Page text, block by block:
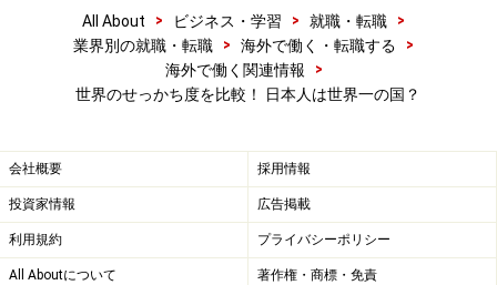
意味では、そういった余分なアクションがなければ1位
だったかも？
い国、個人主義の国ほどせっかちになると述べていま
す。
世界のせっかち度比較はいかがでしたか？ 自分にあっ
All About > ビジネス・学習 > 就職・転職
>
業界別の就職・転職
> 海外で働く・転職する
>
海外で働く関連情報
>
世界のせっかち度を比較！ 日本人は世界一の国？
会社概要 採用情報
投資家情報 広告掲載
利用規約 プライバシーポリシー
All Aboutについて 著作権・商標・免責